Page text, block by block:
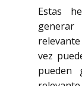
Estas
vez
pueden